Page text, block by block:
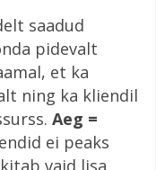
saadud
pidevalt
et ka
ning ka kliendil
Aeg =
ei peaks
vaid lisa